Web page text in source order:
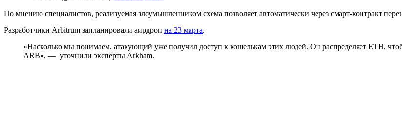
По мнению специалистов, реализуемая злоумышленником схема позволяет автоматически через смарт-контракт
Разработчики Arbitrum запланировали аирдроп на 23 марта.
«Насколько мы понимаем, атакующий уже получил доступ к кошелькам этих людей. Он распределяет ETH,
ARB», — уточнили эксперты Arkham.